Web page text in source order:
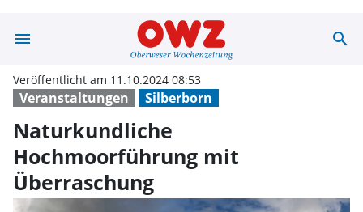
menu Naturkundliche
search
Veranstaltungen Silberborn
Veröffentlicht am 11.10.2024 08:53
Naturkundliche
Hochmoorführung mit
Überraschung